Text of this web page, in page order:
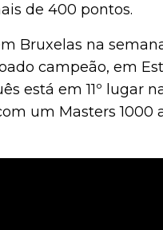
de 400 pontos.
Bruxelas na
campeão, em
está em 11º lugar
um Masters 1000